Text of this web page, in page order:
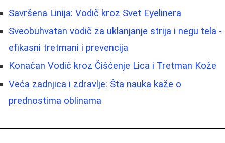
Savršena Linija: Vodič kroz Svet Eyelinera
Sveobuhvatan vodič za uklanjanje strija i negu tela -
efikasni tretmani i prevencija
Konačan Vodič kroz Čišćenje Lica i Tretman Kože
Veća zadnjica i zdravlje: Šta nauka kaže o
prednostima oblinama